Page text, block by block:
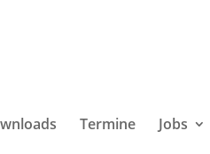
Termine Jobs